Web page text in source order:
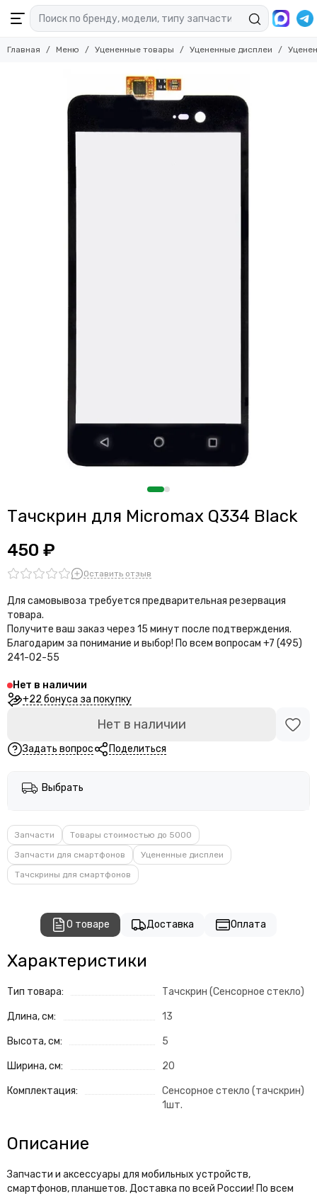
Главная Меню Уцененные товары Уцененные дисплеи
Тачскрин для Micromax Q334 Black
450 ₽
Оставить отзыв
Для самовывоза требуется предварительная резервация
товара.
Получите ваш заказ через 15 минут после подтверждения.
Благодарим за понимание и выбор! По всем вопросам +7 (495)
241-02-55
Нет в наличии
+22 бонуса за покупку
Нет в наличии
Задать вопрос Поделиться
Выбрать
Запчасти
Товары стоимостью до 5000
Запчасти для смартфонов
Уцененные дисплеи
Тачскрины для смартфонов
О товаре Доставка Оплата
Характеристики
Тип товара: Тачскрин (Сенсорное стекло)
Длина, см: 13
Высота, см: 5
Ширина, см: 20
Комплектация:
Сенсорное стекло (тачскрин)
1шт.
Описание
Запчасти и аксессуары для мобильных устройств,
смартфонов, планшетов. Доставка по всей России! По всем